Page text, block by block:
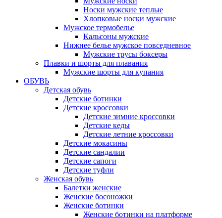
Носки мужские теплые
Хлопковые носки мужские
Мужское термобелье
Кальсоны мужские
Нижнее белье мужское повседневное
Мужские трусы боксеры
Плавки и шорты для плавания
Мужские шорты для купания
ОБУВЬ
Детская обувь
Детские ботинки
Детские кроссовки
Детские зимние кроссовки
Детские кеды
Детские летние кроссовки
Детские мокасины
Детские сандалии
Детские сапоги
Детские туфли
Женская обувь
Балетки женские
Женские босоножки
Женские ботинки
Женские ботинки на платформе